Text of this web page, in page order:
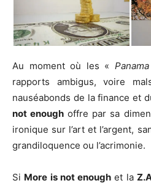
Au moment où les «
rapports ambigus, voire
nauséabonds de la finance et
not enough offre par sa
ironique sur l’art et l’argent,
grandiloquence ou l’acrimonie.
Si More is not enough et la